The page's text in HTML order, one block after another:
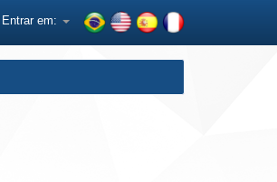
Entrar em: